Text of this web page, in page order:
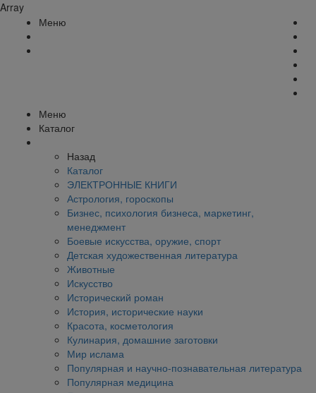
Array
Меню
Меню
Каталог
Назад
Каталог
ЭЛЕКТРОННЫЕ КНИГИ
Астрология, гороскопы
Бизнес, психология бизнеса, маркетинг,
менеджмент
Боевые искусства, оружие, спорт
Детская художественная литература
Животные
Искусство
Исторический роман
История, исторические науки
Красота, косметология
Кулинария, домашние заготовки
Мир ислама
Популярная и научно-познавательная литература
Популярная медицина